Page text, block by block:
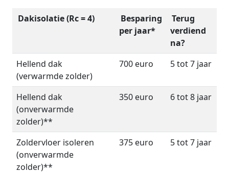
Dakisolatie (Rc = 4)
Besparing
per jaar*
Terug
verdiend
na?
Hellend dak
(verwarmde zolder)
700 euro 5 tot 7 jaar
Hellend dak
(onverwarmde
zolder)**
350 euro 6 tot 8 jaar
Zoldervloer isoleren
(onverwarmde
zolder)**
375 euro 5 tot 7 jaar